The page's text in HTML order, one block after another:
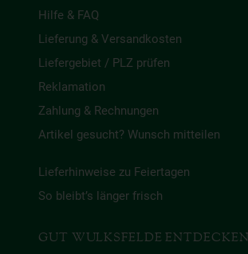
Hilfe & FAQ
Lieferung & Versandkosten
Liefergebiet / PLZ prüfen
Reklamation
Zahlung & Rechnungen
Artikel gesucht? Wunsch mitteilen
Lieferhinweise zu Feiertagen
So bleibt’s länger frisch
GUT WULKSFELDE ENTDECKEN